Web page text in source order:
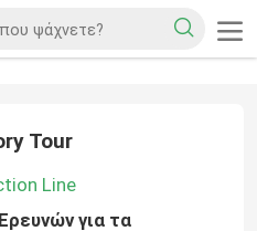
Tour
Line
για τα